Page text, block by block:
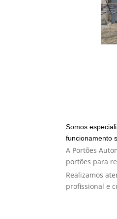
Somos
funcionamento
A Portões
portões para
Realizamos
profissional e